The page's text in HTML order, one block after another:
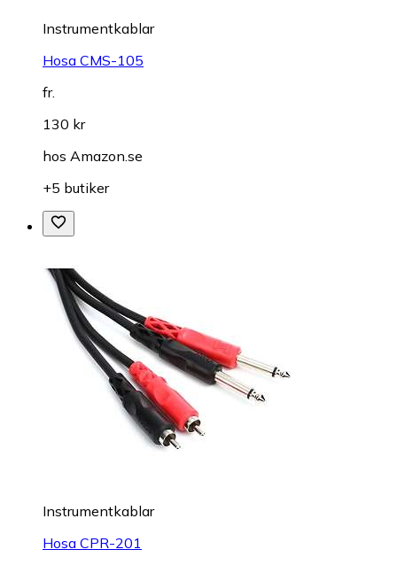
Instrumentkablar
Hosa CMS-105
fr.
130 kr
hos Amazon.se
+5 butiker
Instrumentkablar
Hosa CPR-201